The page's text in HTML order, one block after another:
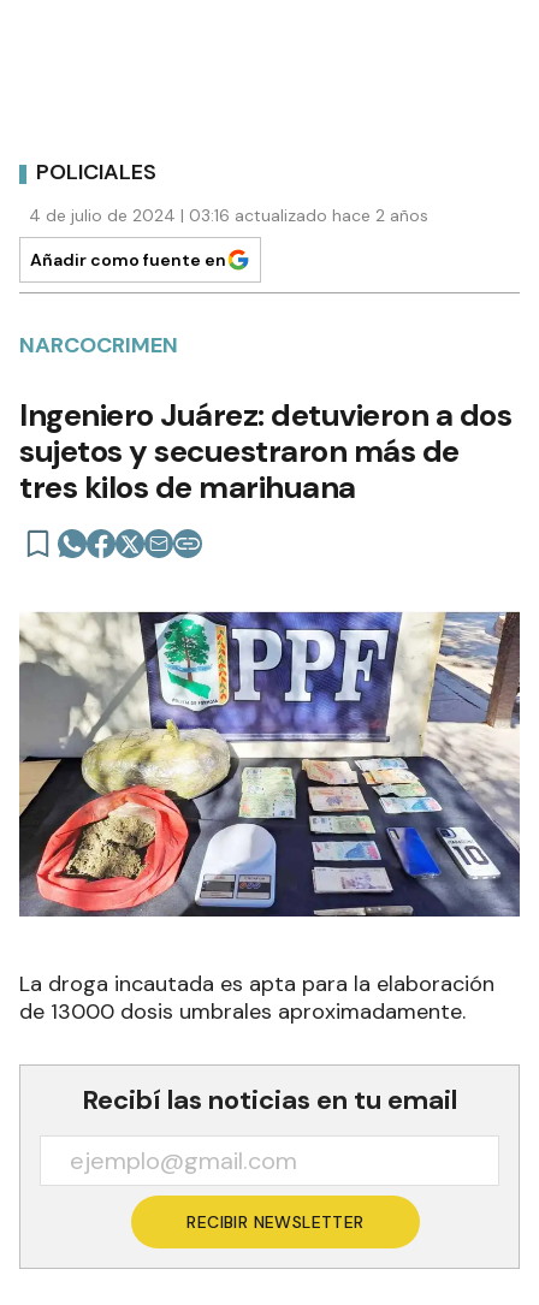
POLICIALES
4 de julio de 2024 | 03:16 actualizado hace 2 años
Añadir como fuente en
NARCOCRIMEN
Ingeniero Juárez: detuvieron a dos
sujetos y secuestraron más de
tres kilos de marihuana
La droga incautada es apta para la elaboración
de 13000 dosis umbrales aproximadamente.
Recibí las noticias en tu email
RECIBIR NEWSLETTER